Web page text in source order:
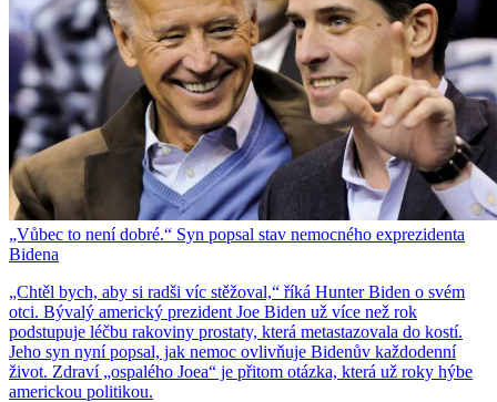
„Vůbec to není dobré.“ Syn popsal stav nemocného exprezidenta
Bidena
„Chtěl bych, aby si radši víc stěžoval,“ říká Hunter Biden o svém
otci. Bývalý americký prezident Joe Biden už více než rok
podstupuje léčbu rakoviny prostaty, která metastazovala do kostí.
Jeho syn nyní popsal, jak nemoc ovlivňuje Bidenův každodenní
život. Zdraví „ospalého Joea“ je přitom otázka, která už roky hýbe
americkou politikou.